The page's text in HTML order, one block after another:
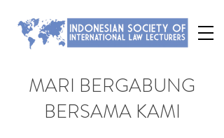
MARI BERGABUNG
BERSAMA KAMI